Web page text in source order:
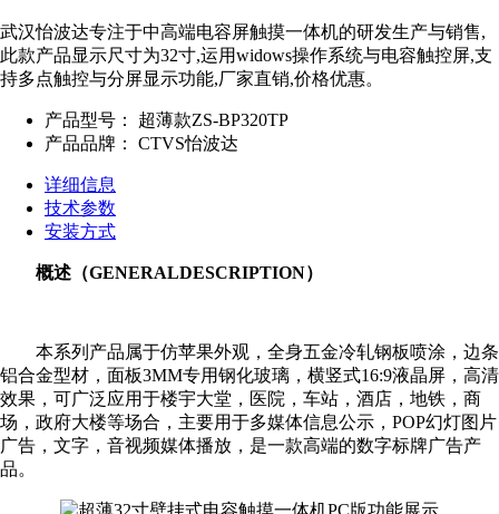
武汉怡波达专注于中高端电容屏触摸一体机的研发生产与销售,
此款产品显示尺寸为32寸,运用widows操作系统与电容触控屏,支
持多点触控与分屏显示功能,厂家直销,价格优惠。
产品型号：
超薄款ZS-BP320TP
产品品牌：
CTVS怡波达
详细信息
技术参数
安装方式
概述（GENERALDESCRIPTION）
本系列产品属于仿苹果外观，全身五金冷轧钢板喷涂，边条
铝合金型材，面板3MM专用钢化玻璃，横竖式16:9液晶屏，高清
效果，可广泛应用于楼宇大堂，医院，车站，酒店，地铁，商
场，政府大楼等场合，主要用于多媒体信息公示，POP幻灯图片
广告，文字，音视频媒体播放，是一款高端的数字标牌广告产
品。